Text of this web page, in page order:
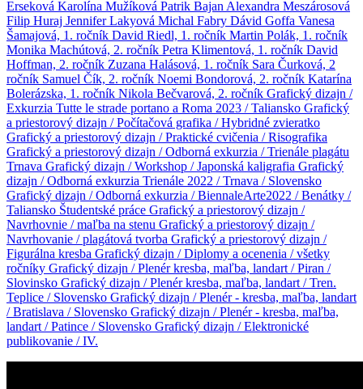
Erseková Karolína Mužíková Patrik Bajan Alexandra Meszárosová
Filip Huraj Jennifer Lakyová Michal Fabry Dávid Goffa Vanesa
Šamajová, 1. ročník David Riedl, 1. ročník Martin Polák, 1. ročník
Monika Machútová, 2. ročník Petra Klimentová, 1. ročník David
Hoffman, 2. ročník Zuzana Halásová, 1. ročník Sara Čurková, 2
ročník Samuel Čík, 2. ročník Noemi Bondorová, 2. ročník Katarína
Bolerázska, 1. ročník Nikola Bečvarová, 2. ročník Grafický dizajn /
Exkurzia Tutte le strade portano a Roma 2023 / Taliansko Grafický
a priestorový dizajn / Počítačová grafika / Hybridné zvieratko
Grafický a priestorový dizajn / Praktické cvičenia / Risografika
Grafický a priestorový dizajn / Odborná exkurzia / Trienále plagátu
Trnava Grafický dizajn / Workshop / Japonská kaligrafia Grafický
dizajn / Odborná exkurzia Trienále 2022 / Trnava / Slovensko
Grafický dizajn / Odborná exkurzia / BiennaleArte2022 / Benátky /
Taliansko Študentské práce Grafický a priestorový dizajn /
Navrhovnie / maľba na stenu Grafický a priestorový dizajn /
Navrhovanie / plagátová tvorba Grafický a priestorový dizajn /
Figurálna kresba Grafický dizajn / Diplomy a ocenenia / všetky
ročníky Grafický dizajn / Plenér kresba, maľba, landart / Piran /
Slovinsko Grafický dizajn / Plenér kresba, maľba, landart / Tren.
Teplice / Slovensko Grafický dizajn / Plenér - kresba, maľba, landart
/ Bratislava / Slovensko Grafický dizajn / Plenér - kresba, maľba,
landart / Patince / Slovensko Grafický dizajn / Elektronické
publikovanie / IV.